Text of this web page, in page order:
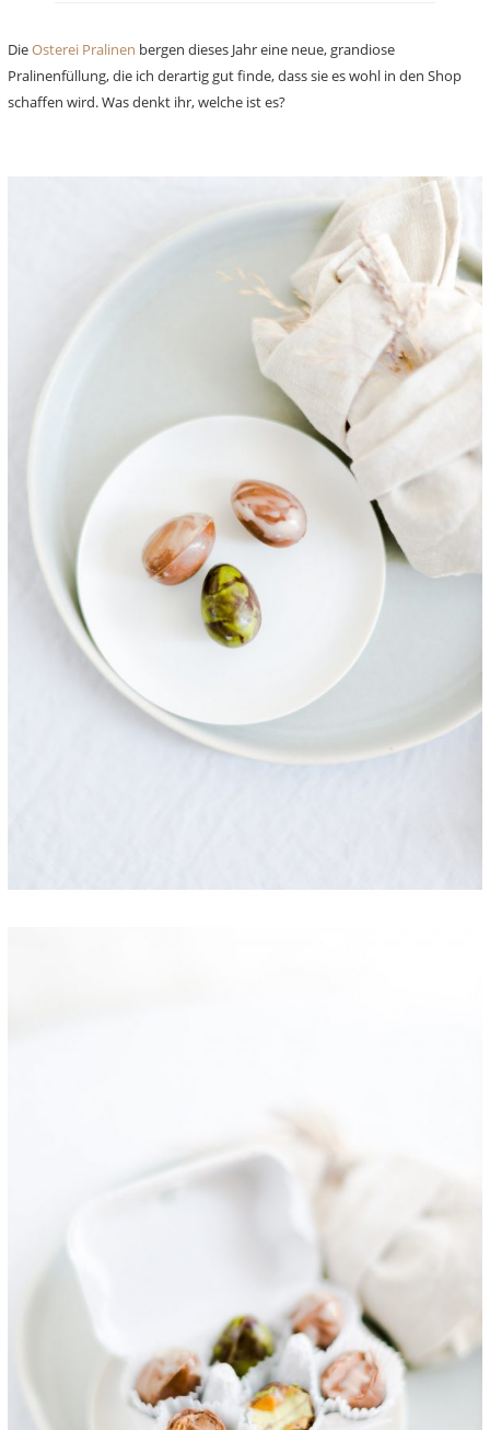
DieOsterei Pralinen bergen dieses Jahr eine neue, grandiose
Pralinenfüllung, die ich derartig gut finde, dass sie es wohl in den Shop
schaffen wird. Was denkt ihr, welche ist es?